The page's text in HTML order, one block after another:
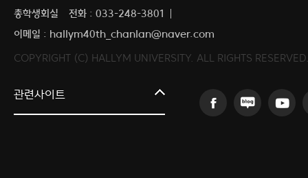
총학생회실
전화 : 033-248-3801
이메일 : hallym40th_chanlan@naver.com
COPYRIGHT (C) HALLYM UNIVERSITY. ALL RIGHTS
관련사이트
커뮤니티교육원